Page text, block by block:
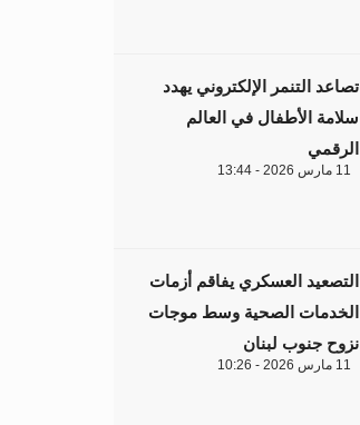
تصاعد التنمر الإلكتروني يهدد
سلامة الأطفال في العالم
الرقمي
11 مارس 2026 - 13:44
التصعيد العسكري يفاقم أزمات
الخدمات الصحية وسط موجات
نزوح جنوب لبنان
11 مارس 2026 - 10:26